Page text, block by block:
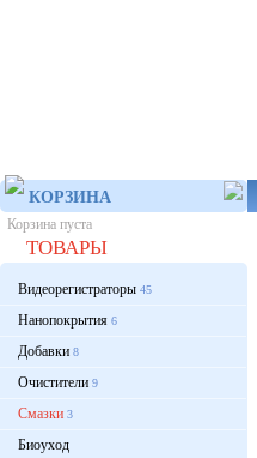
КОРЗИНА
Корзина пуста
ТОВАРЫ
Видеорегистраторы 45
Нанопокрытия 6
Добавки 8
Очистители 9
Смазки 3
Биоуход